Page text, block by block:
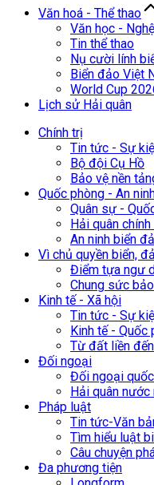
Văn hoá - Thể thao
Văn học -
Tin thể thao
Nụ cười lính
Biển đảo Việt
World Cup
Lịch sử Hải quân
Chính trị
Tin tức - Sự
Bộ đội Cụ Hồ
Bảo vệ nền
Quốc phòng - An
Quân sự -
Hải quân
An ninh biển
Vì chủ quyền biển,
Điểm tựa ngư
Chung sức
Kinh tế - Xã hội
Tin tức - Sự
Kinh tế -
Từ đất liền
Đối ngoại
Đối ngoại
Hải quân nước
Pháp luật
Tin tức-Văn
Tìm hiểu luật
Câu chuyện
Đa phương tiện